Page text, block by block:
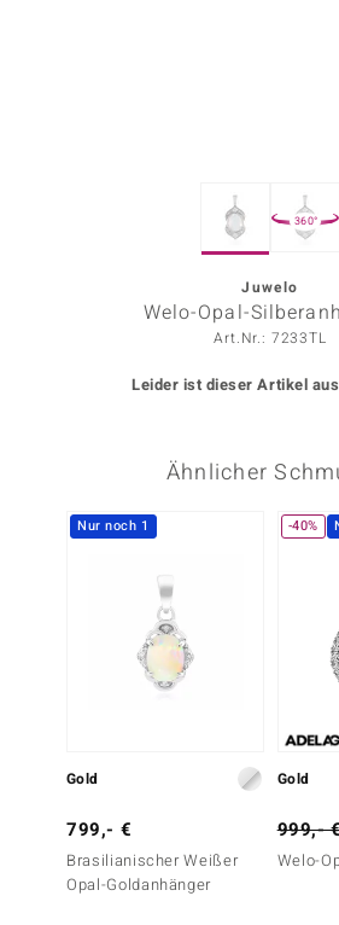
BY DE MELO
360°
Juwelo
Welo-Opal-
Art.Nr.: 7233TL
Leider ist dieser Artikel
Ähnlicher
Nur noch 1
Gold
799,- €
Brasilianischer Weißer
Opal-Goldanhänger
-40%
Gold
999,-
Welo-